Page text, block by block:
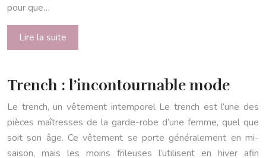
pour que…
Lire la suite
Trench : l’incontournable mode
Le trench, un vêtement intemporel Le trench est l’une des
pièces maîtresses de la garde-robe d’une femme, quel que
soit son âge. Ce vêtement se porte généralement en mi-
saison, mais les moins frileuses l’utilisent en hiver afin